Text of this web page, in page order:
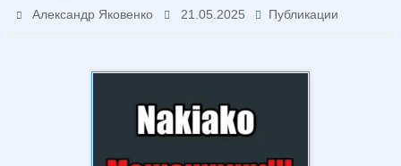
Александр Яковенко 21.05.2025 Публикации